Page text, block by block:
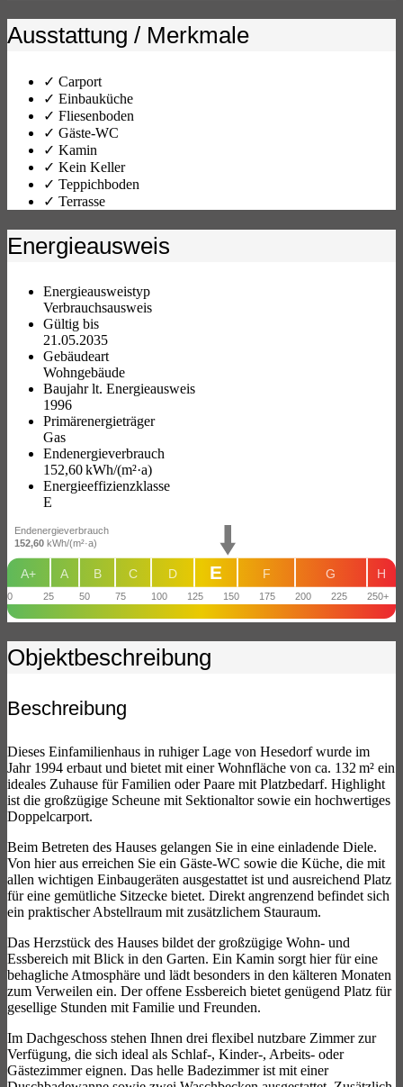
Ausstattung / Merkmale
✓ Carport
✓ Einbauküche
✓ Fliesenboden
✓ Gäste-WC
✓ Kamin
✓ Kein Keller
✓ Teppichboden
✓ Terrasse
Energieausweis
Energieausweistyp
Verbrauchs­ausweis
Gültig bis
21.05.2035
Gebäudeart
Wohngebäude
Baujahr lt. Energieausweis
1996
Primärenergieträger
Gas
Endenergie­verbrauch
152,60 kWh/(m²·a)
Energie­effizienz­klasse
E
0 25 50 75 100 125 150 175 200 225 250+
H
G
F
D
C
B
A
A+ E
Endenergieverbrauch
152,60 kWh/(m²·a)
Objekt­beschreibung
Beschreibung
Dieses Einfamilienhaus in ruhiger Lage von Hesedorf wurde im
Jahr 1994 erbaut und bietet mit einer Wohnfläche von ca. 132 m² ein
ideales Zuhause für Familien oder Paare mit Platzbedarf. Highlight
ist die großzügige Scheune mit Sektionaltor sowie ein hochwertiges
Doppelcarport.
Beim Betreten des Hauses gelangen Sie in eine einladende Diele.
Von hier aus erreichen Sie ein Gäste-WC sowie die Küche, die mit
allen wichtigen Einbaugeräten ausgestattet ist und ausreichend Platz
für eine gemütliche Sitzecke bietet. Direkt angrenzend befindet sich
ein praktischer Abstellraum mit zusätzlichem Stauraum.
Das Herzstück des Hauses bildet der großzügige Wohn- und
Essbereich mit Blick in den Garten. Ein Kamin sorgt hier für eine
behagliche Atmosphäre und lädt besonders in den kälteren Monaten
zum Verweilen ein. Der offene Essbereich bietet genügend Platz für
gesellige Stunden mit Familie und Freunden.
Im Dachgeschoss stehen Ihnen drei flexibel nutzbare Zimmer zur
Verfügung, die sich ideal als Schlaf-, Kinder-, Arbeits- oder
Gästezimmer eignen. Das helle Badezimmer ist mit einer